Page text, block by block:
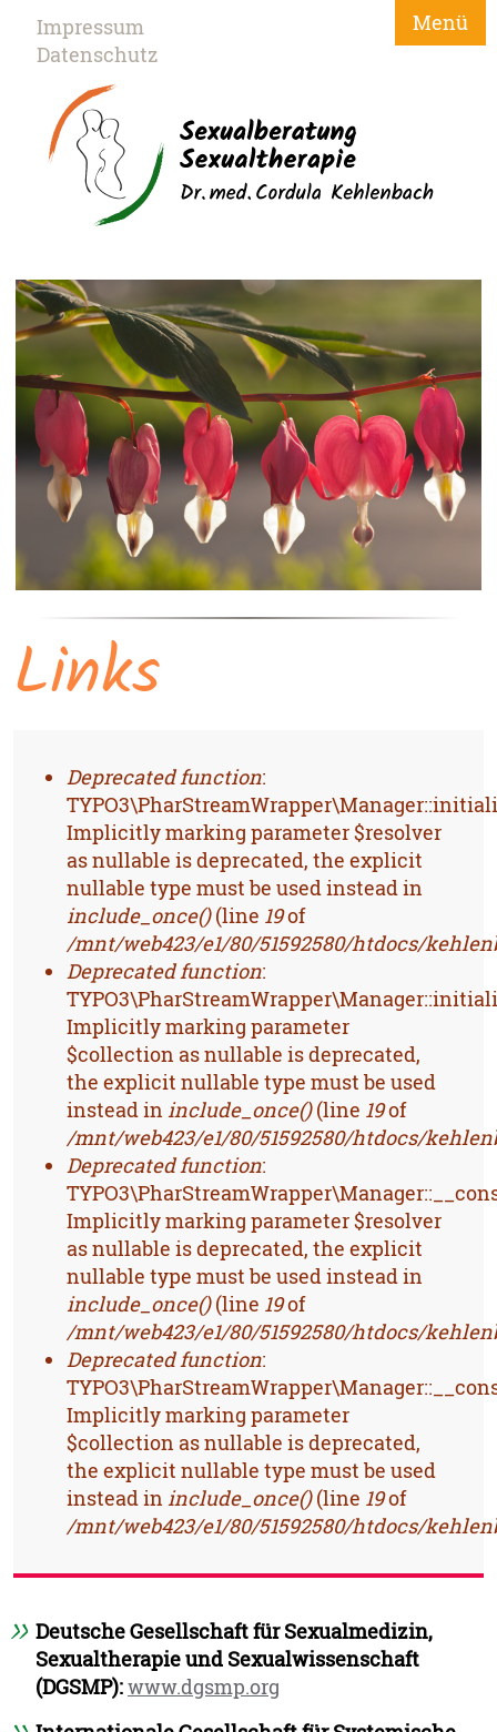
Menü
Impressum
Datenschutz
Links
FEHLERMELDUNG
Deprecated function:
Implicitly marking parameter $resolver
as nullable is deprecated, the explicit
nullable type must be used instead in
include_once()(line 19of
/mnt/web423/e1/80/51592580/htdocs/
Deprecated function:
Implicitly marking parameter
$collection as nullable is deprecated,
the explicit nullable type must be used
instead in include_once()(line 19of
/mnt/web423/e1/80/51592580/htdocs/
Deprecated function:
Implicitly marking parameter $resolver
as nullable is deprecated, the explicit
nullable type must be used instead in
include_once()(line 19of
/mnt/web423/e1/80/51592580/htdocs/
Deprecated function:
Implicitly marking parameter
$collection as nullable is deprecated,
the explicit nullable type must be used
instead in include_once()(line 19of
/mnt/web423/e1/80/51592580/htdocs/
Deutsche Gesellschaft für Sexualmedizin,
Sexualtherapie und Sexualwissenschaft
(DGSMP):www.dgsmp.org